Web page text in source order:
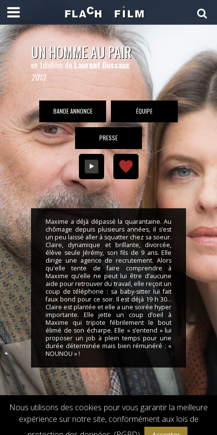
UN HOMME AU PAIR
un téléfilm deLaurent Dussaux
2013
BANDE ANNONCE ÉQUIPE
PRESSE
Maxime a déjà dépassé la quarantaine. Au
chômage depuis plusieurs années, il s’est
un peu laissé aller à squatter chez sa soeur.
Claire, dynamique et brillante, divorcée,
élève seule Jérémy, son fils de 9 ans. Elle
dirige une agence de recrutement. Alors
qu'elle tente de faire comprendre à
Maxime qu’elle ne peut lui être d’aucune
aide pour retrouver du travail, elle reçoit un
coup de téléphone : sa baby-sitter lui fait
faux bond pour ce soir. Il est déjà 19 h 30…
Claire est plantée et elle a une soirée hyper
importante. Elle jette un coup d’oeil à
Maxime qui tripote fébrilement le bout
élimé de son écharpe. Elle « s’entend » lui
proposer un job à plein temps pour une
durée déterminée mais bien rémunéré : «
NOUNOU » !
Droits de reproduction et de diffusion réservés © 2018 Flach Film
GW - Agence Web Bordeaux
Nous utilisons des cookies pour vous garantir la meilleure
expérience sur notre site, conformément aux lois de